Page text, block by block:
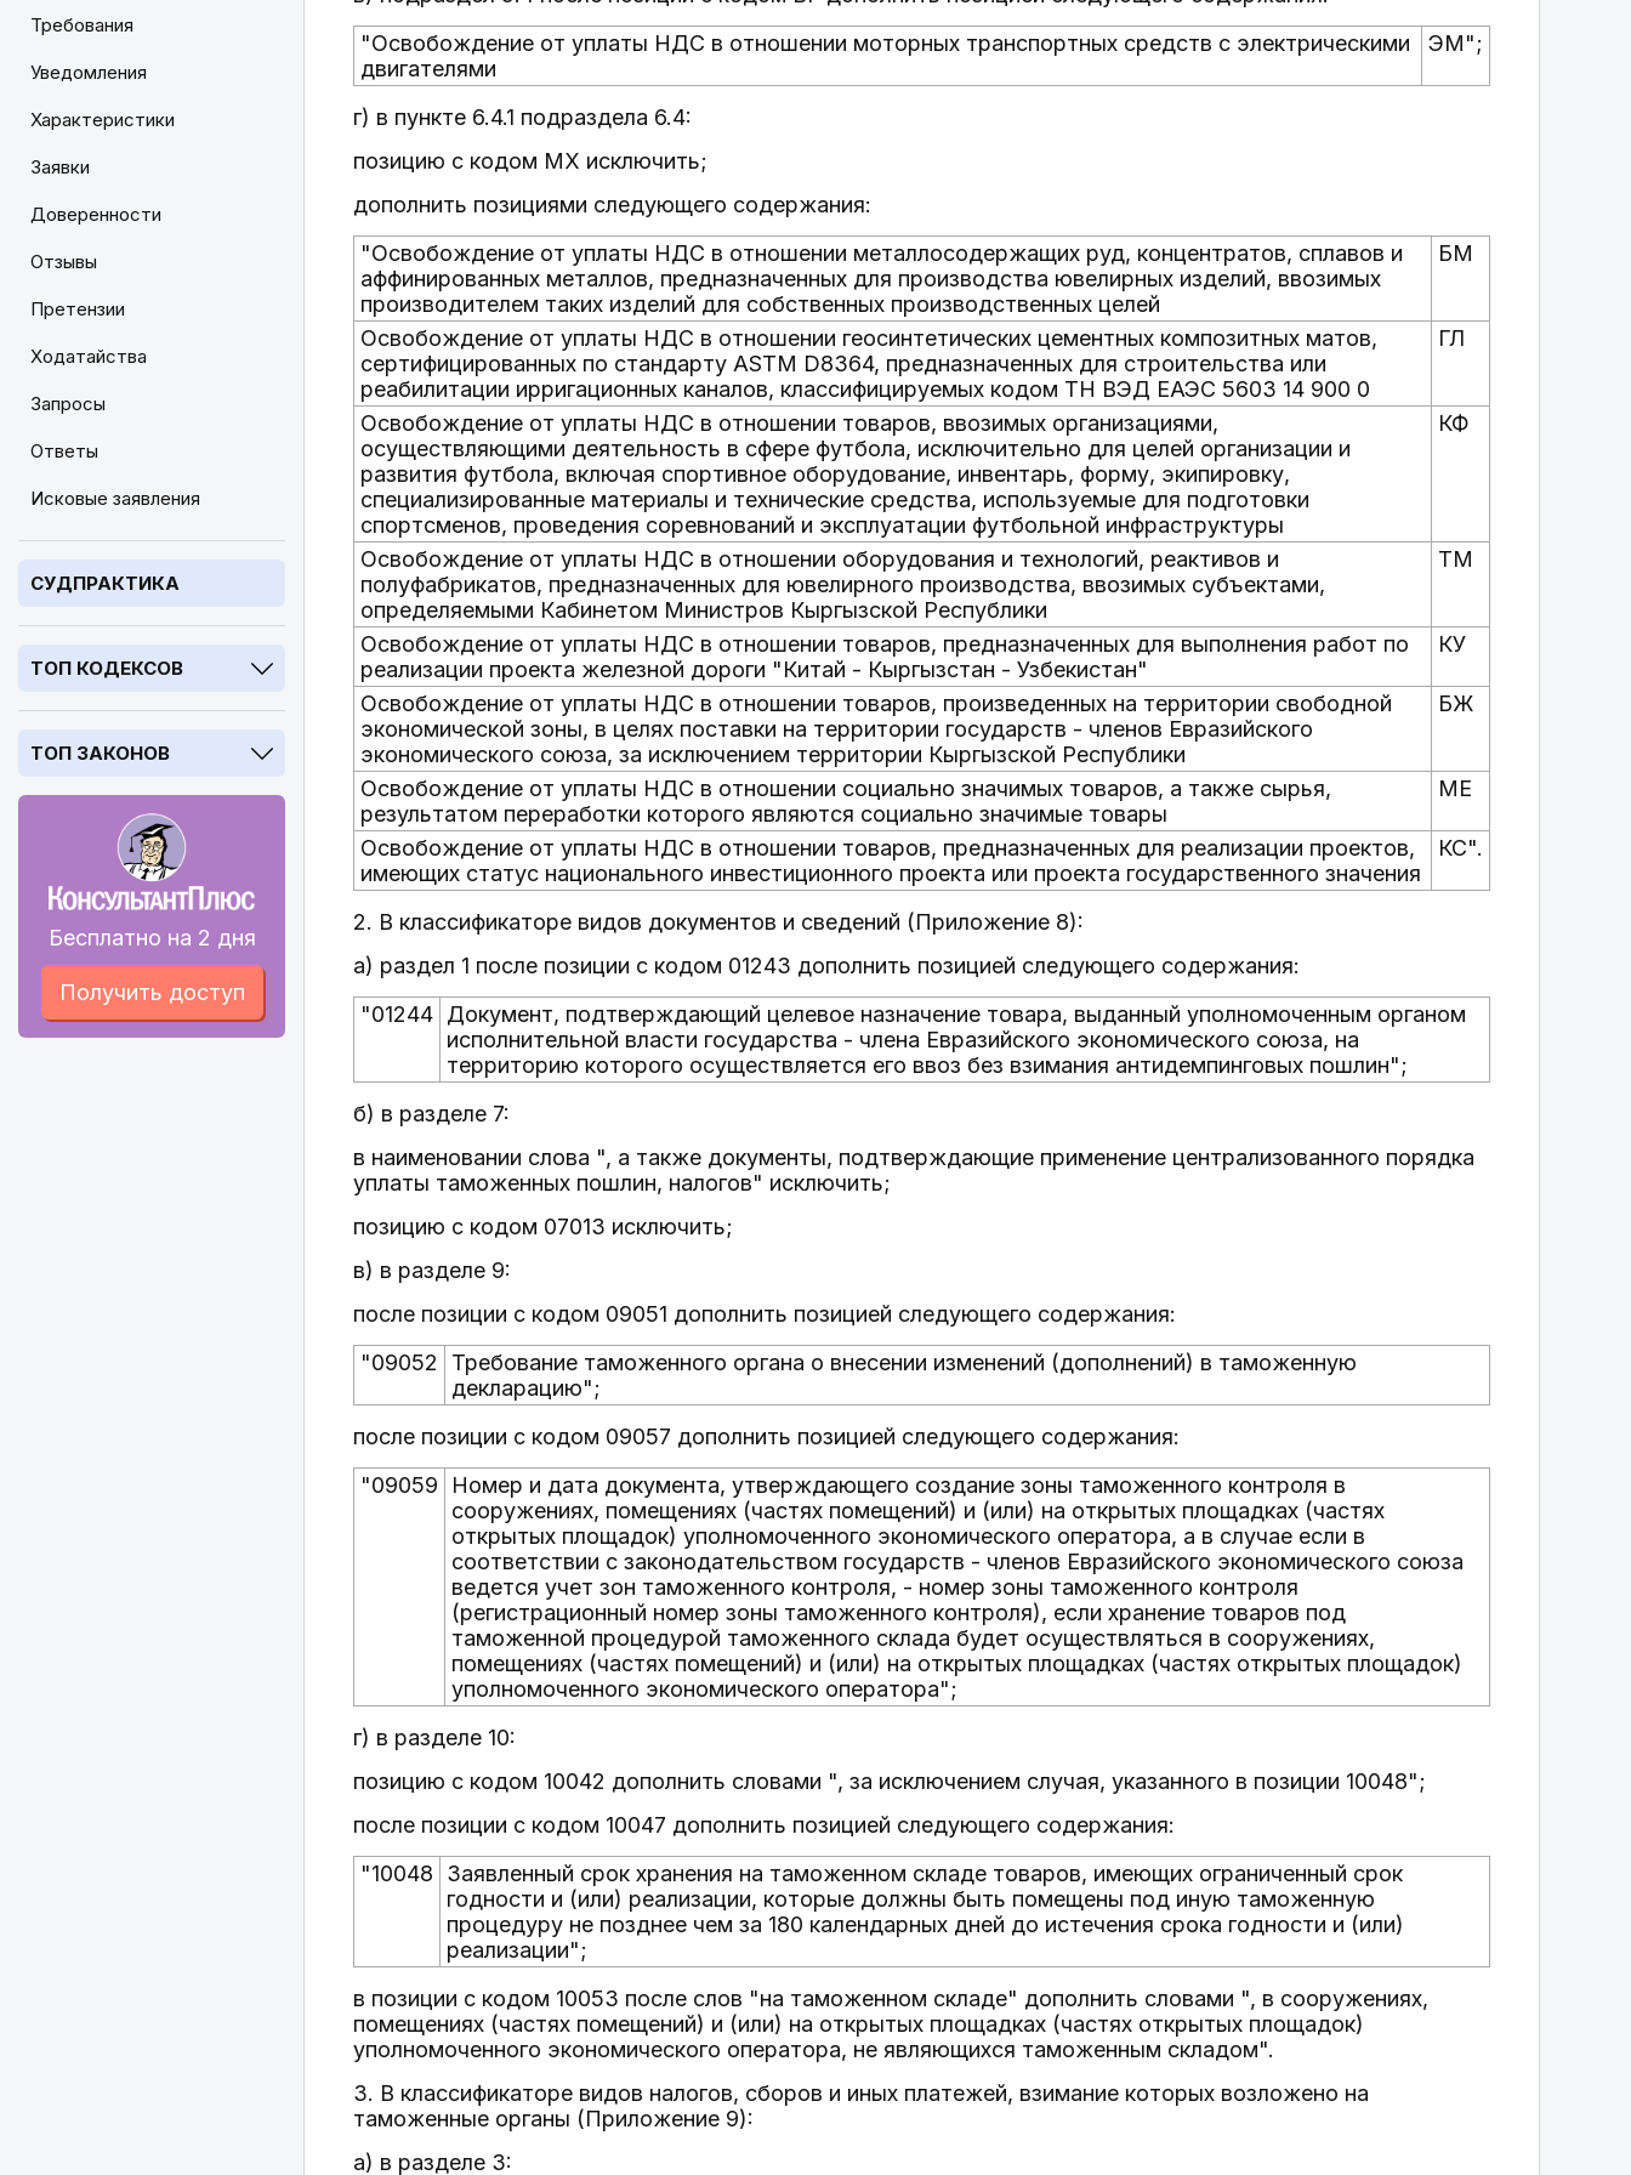
Требования
Уведомления
Характеристики
Заявки
Доверенности
Отзывы
Претензии
Ходатайства
Запросы
Ответы
Исковые заявления
СУДПРАКТИКА
ТОП КОДЕКСОВ
ТОП ЗАКОНОВ
Бесплатно на 2 дня
Получить доступ
"Освобождение от уплаты НДС в отношении моторных транспортных средств с электрическими
двигателями
ЭМ";
г) в пункте 6.4.1 подраздела 6.4:
позицию с кодом МХ исключить;
дополнить позициями следующего содержания:
"Освобождение от уплаты НДС в отношении металлосодержащих руд, концентратов, сплавов и
аффинированных металлов, предназначенных для производства ювелирных изделий, ввозимых
производителем таких изделий для собственных производственных целей
БМ
Освобождение от уплаты НДС в отношении геосинтетических цементных композитных матов,
сертифицированных по стандарту ASTM D8364, предназначенных для строительства или
реабилитации ирригационных каналов, классифицируемых кодом ТН ВЭД ЕАЭС 5603 14 900 0
ГЛ
Освобождение от уплаты НДС в отношении товаров, ввозимых организациями,
осуществляющими деятельность в сфере футбола, исключительно для целей организации и
развития футбола, включая спортивное оборудование, инвентарь, форму, экипировку,
специализированные материалы и технические средства, используемые для подготовки
спортсменов, проведения соревнований и эксплуатации футбольной инфраструктуры
КФ
Освобождение от уплаты НДС в отношении оборудования и технологий, реактивов и
полуфабрикатов, предназначенных для ювелирного производства, ввозимых субъектами,
определяемыми Кабинетом Министров Кыргызской Республики
ТМ
Освобождение от уплаты НДС в отношении товаров, предназначенных для выполнения работ по
реализации проекта железной дороги "Китай - Кыргызстан - Узбекистан"
КУ
Освобождение от уплаты НДС в отношении товаров, произведенных на территории свободной
экономической зоны, в целях поставки на территории государств - членов Евразийского
экономического союза, за исключением территории Кыргызской Республики
БЖ
Освобождение от уплаты НДС в отношении социально значимых товаров, а также сырья,
результатом переработки которого являются социально значимые товары
МЕ
Освобождение от уплаты НДС в отношении товаров, предназначенных для реализации проектов,
имеющих статус национального инвестиционного проекта или проекта государственного значения
КС".
2. В классификаторе видов документов и сведений (Приложение 8):
а) раздел 1 после позиции с кодом 01243 дополнить позицией следующего содержания:
"01244 Документ, подтверждающий целевое назначение товара, выданный уполномоченным органом
исполнительной власти государства - члена Евразийского экономического союза, на
территорию которого осуществляется его ввоз без взимания антидемпинговых пошлин";
б) в разделе 7:
в наименовании слова ", а также документы, подтверждающие применение централизованного порядка
уплаты таможенных пошлин, налогов" исключить;
позицию с кодом 07013 исключить;
в) в разделе 9:
после позиции с кодом 09051 дополнить позицией следующего содержания:
"09052
Требование таможенного органа о внесении изменений (дополнений) в таможенную
декларацию";
после позиции с кодом 09057 дополнить позицией следующего содержания:
"09059
Номер и дата документа, утверждающего создание зоны таможенного контроля в
сооружениях, помещениях (частях помещений) и (или) на открытых площадках (частях
открытых площадок) уполномоченного экономического оператора, а в случае если в
соответствии с законодательством государств - членов Евразийского экономического союза
ведется учет зон таможенного контроля, - номер зоны таможенного контроля
(регистрационный номер зоны таможенного контроля), если хранение товаров под
таможенной процедурой таможенного склада будет осуществляться в сооружениях,
помещениях (частях помещений) и (или) на открытых площадках (частях открытых площадок)
уполномоченного экономического оператора";
г) в разделе 10:
позицию с кодом 10042 дополнить словами ", за исключением случая, указанного в позиции 10048";
после позиции с кодом 10047 дополнить позицией следующего содержания:
"10048
Заявленный срок хранения на таможенном складе товаров, имеющих ограниченный срок
годности и (или) реализации, которые должны быть помещены под иную таможенную
процедуру не позднее чем за 180 календарных дней до истечения срока годности и (или)
реализации";
в позиции с кодом 10053 после слов "на таможенном складе" дополнить словами ", в сооружениях,
помещениях (частях помещений) и (или) на открытых площадках (частях открытых площадок)
уполномоченного экономического оператора, не являющихся таможенным складом".
3. В классификаторе видов налогов, сборов и иных платежей, взимание которых возложено на
таможенные органы (Приложение 9):
а) в разделе 3: